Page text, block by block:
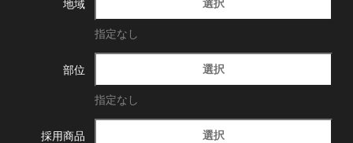
地域
指定なし
部位 選択
指定なし
採用商品 選択